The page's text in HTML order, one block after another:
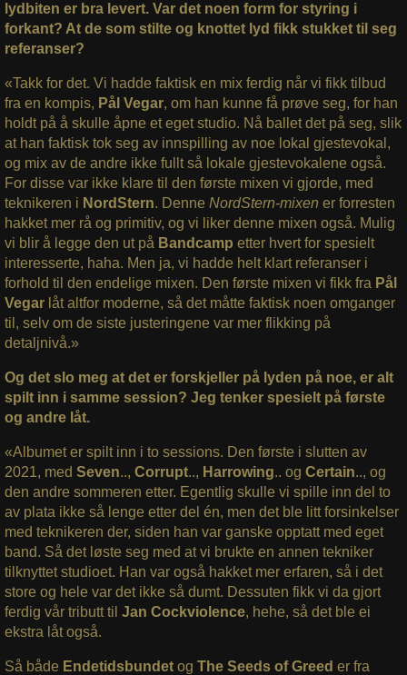
lydbiten er bra levert. Var det noen form for styring i
forkant? At de som stilte og knottet lyd fikk stukket til seg
referanser?
«Takk for det. Vi hadde faktisk en mix ferdig når vi fikk tilbud
fra en kompis, Pål Vegar, om han kunne få prøve seg, for han
holdt på å skulle åpne et eget studio. Nå ballet det på seg, slik
at han faktisk tok seg av innspilling av noe lokal gjestevokal,
og mix av de andre ikke fullt så lokale gjestevokalene også.
For disse var ikke klare til den første mixen vi gjorde, med
teknikeren i NordStern. Denne NordStern-mixen er forresten
hakket mer rå og primitiv, og vi liker denne mixen også. Mulig
vi blir å legge den ut på Bandcamp etter hvert for spesielt
interesserte, haha. Men ja, vi hadde helt klart referanser i
forhold til den endelige mixen. Den første mixen vi fikk fra Pål
Vegarlåt altfor moderne, så det måtte faktisk noen omganger
til, selv om de siste justeringene var mer flikking på
detaljnivå.»
Og det slo meg at det er forskjeller på lyden på noe, er alt
spilt inn i samme session? Jeg tenker spesielt på første
og andre låt.
«Albumet er spilt inn i to sessions. Den første i slutten av
2021, med Seven.., Corrupt.., Harrowing.. og Certain.., og
den andre sommeren etter. Egentlig skulle vi spille inn del to
av plata ikke så lenge etter del én, men det ble litt forsinkelser
med teknikeren der, siden han var ganske opptatt med eget
band. Så det løste seg med at vi brukte en annen tekniker
tilknyttet studioet. Han var også hakket mer erfaren, så i det
store og hele var det ikke så dumt. Dessuten fikk vi da gjort
ferdig vår tributt til Jan Cockviolence, hehe, så det ble ei
ekstra låt også.
Så både Endetidsbundet og The Seeds of Greed er fra